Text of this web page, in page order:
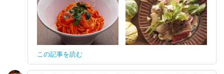
この記事を読む